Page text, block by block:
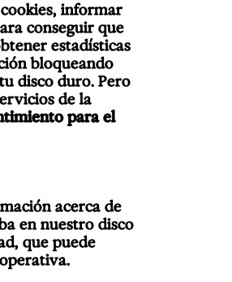
informar
conseguir que
estadísticas
bloqueando
disco duro. Pero
de la
para el
acerca de
en nuestro disco
que puede